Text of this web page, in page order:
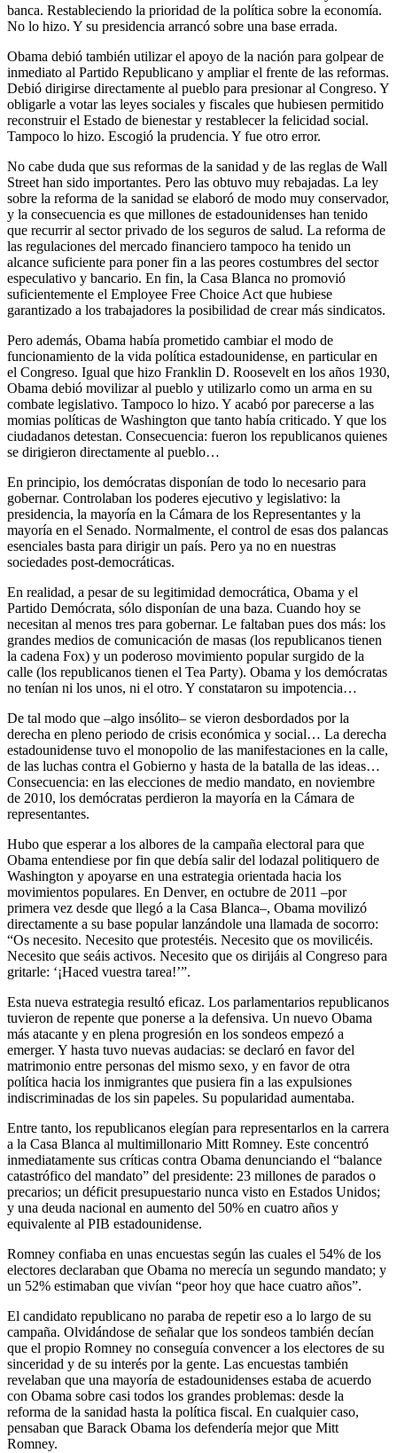
banca. Restableciendo la prioridad de la política sobre la economía.
No lo hizo. Y su presidencia arrancó sobre una base errada.
Obama debió también utilizar el apoyo de la nación para golpear de
inmediato al Partido Republicano y ampliar el frente de las reformas.
Debió dirigirse directamente al pueblo para presionar al Congreso. Y
obligarle a votar las leyes sociales y fiscales que hubiesen permitido
reconstruir el Estado de bienestar y restablecer la felicidad social.
Tampoco lo hizo. Escogió la prudencia. Y fue otro error.
No cabe duda que sus reformas de la sanidad y de las reglas de Wall
Street han sido importantes. Pero las obtuvo muy rebajadas. La ley
sobre la reforma de la sanidad se elaboró de modo muy conservador,
y la consecuencia es que millones de estadounidenses han tenido
que recurrir al sector privado de los seguros de salud. La reforma de
las regulaciones del mercado financiero tampoco ha tenido un
alcance suficiente para poner fin a las peores costumbres del sector
especulativo y bancario. En fin, la Casa Blanca no promovió
suficientemente el Employee Free Choice Act que hubiese
garantizado a los trabajadores la posibilidad de crear más sindicatos.
Pero además, Obama había prometido cambiar el modo de
funcionamiento de la vida política estadounidense, en particular en
el Congreso. Igual que hizo Franklin D. Roosevelt en los años 1930,
Obama debió movilizar al pueblo y utilizarlo como un arma en su
combate legislativo. Tampoco lo hizo. Y acabó por parecerse a las
momias políticas de Washington que tanto había criticado. Y que los
ciudadanos detestan. Consecuencia: fueron los republicanos quienes
se dirigieron directamente al pueblo…
En principio, los demócratas disponían de todo lo necesario para
gobernar. Controlaban los poderes ejecutivo y legislativo: la
presidencia, la mayoría en la Cámara de los Representantes y la
mayoría en el Senado. Normalmente, el control de esas dos palancas
esenciales basta para dirigir un país. Pero ya no en nuestras
sociedades post-democráticas.
En realidad, a pesar de su legitimidad democrática, Obama y el
Partido Demócrata, sólo disponían de una baza. Cuando hoy se
necesitan al menos tres para gobernar. Le faltaban pues dos más: los
grandes medios de comunicación de masas (los republicanos tienen
la cadena Fox) y un poderoso movimiento popular surgido de la
calle (los republicanos tienen el Tea Party). Obama y los demócratas
no tenían ni los unos, ni el otro. Y constataron su impotencia…
De tal modo que –algo insólito– se vieron desbordados por la
derecha en pleno periodo de crisis económica y social… La derecha
estadounidense tuvo el monopolio de las manifestaciones en la calle,
de las luchas contra el Gobierno y hasta de la batalla de las ideas…
Consecuencia: en las elecciones de medio mandato, en noviembre
de 2010, los demócratas perdieron la mayoría en la Cámara de
representantes.
Hubo que esperar a los albores de la campaña electoral para que
Obama entendiese por fin que debía salir del lodazal politiquero de
Washington y apoyarse en una estrategia orientada hacia los
movimientos populares. En Denver, en octubre de 2011 –por
primera vez desde que llegó a la Casa Blanca–, Obama movilizó
directamente a su base popular lanzándole una llamada de socorro:
“Os necesito. Necesito que protestéis. Necesito que os movilicéis.
Necesito que seáis activos. Necesito que os dirijáis al Congreso para
gritarle: ‘¡Haced vuestra tarea!’”.
Esta nueva estrategia resultó eficaz. Los parlamentarios republicanos
tuvieron de repente que ponerse a la defensiva. Un nuevo Obama
más atacante y en plena progresión en los sondeos empezó a
emerger. Y hasta tuvo nuevas audacias: se declaró en favor del
matrimonio entre personas del mismo sexo, y en favor de otra
política hacia los inmigrantes que pusiera fin a las expulsiones
indiscriminadas de los sin papeles. Su popularidad aumentaba.
Entre tanto, los republicanos elegían para representarlos en la carrera
a la Casa Blanca al multimillonario Mitt Romney. Este concentró
inmediatamente sus críticas contra Obama denunciando el “balance
catastrófico del mandato” del presidente: 23 millones de parados o
precarios; un déficit presupuestario nunca visto en Estados Unidos;
y una deuda nacional en aumento del 50% en cuatro años y
equivalente al PIB estadounidense.
Romney confiaba en unas encuestas según las cuales el 54% de los
electores declaraban que Obama no merecía un segundo mandato; y
un 52% estimaban que vivían “peor hoy que hace cuatro años”.
El candidato republicano no paraba de repetir eso a lo largo de su
campaña. Olvidándose de señalar que los sondeos también decían
que el propio Romney no conseguía convencer a los electores de su
sinceridad y de su interés por la gente. Las encuestas también
revelaban que una mayoría de estadounidenses estaba de acuerdo
con Obama sobre casi todos los grandes problemas: desde la
reforma de la sanidad hasta la política fiscal. En cualquier caso,
pensaban que Barack Obama los defendería mejor que Mitt
Romney.